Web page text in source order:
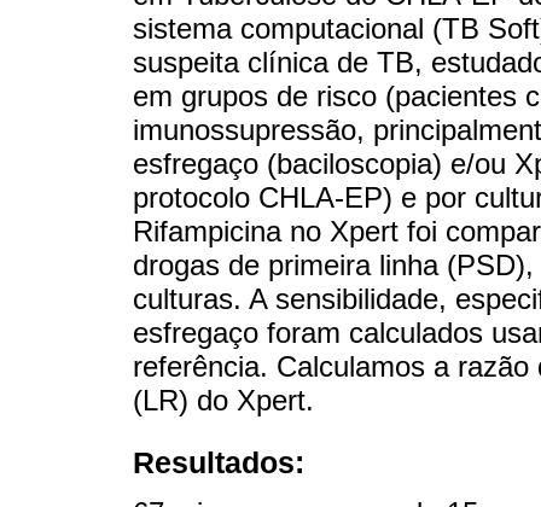
sistema computacional (TB
suspeita clínica de TB,
em grupos de risco (pacientes
imunossupressão,
esfregaço (baciloscopia) e/ou
protocolo CHLA-EP) e por
Rifampicina no Xpert foi
drogas de primeira linha
culturas. A sensibilidade,
esfregaço foram calculados
referência. Calculamos a
(LR) do Xpert.
Resultados: